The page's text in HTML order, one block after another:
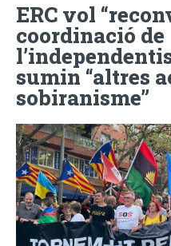
ERC vol
coordinació de
sumin “altres
sobiranisme”